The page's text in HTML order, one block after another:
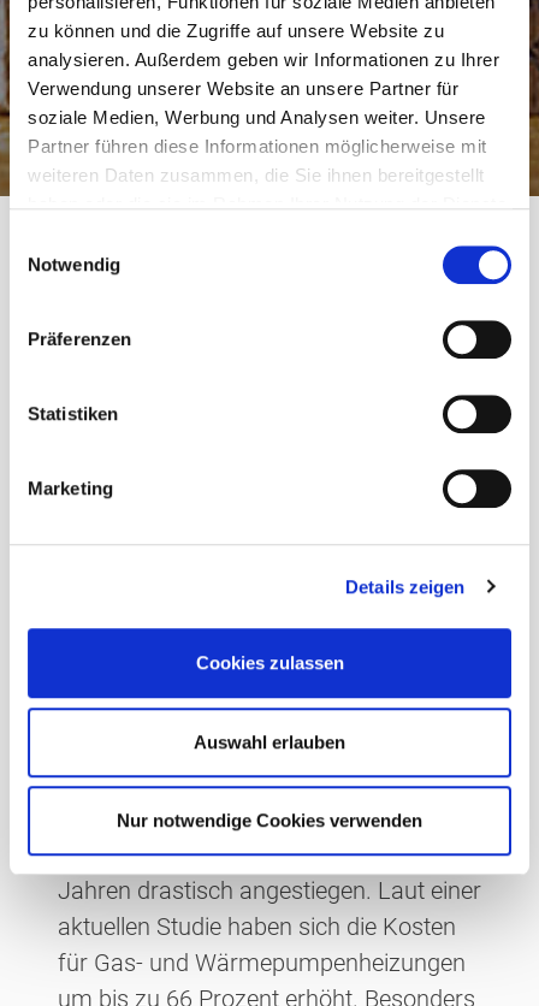
zu können und die Zugriffe auf unsere Website zu
analysieren. Außerdem geben wir Informationen zu Ihrer
Verwendung unserer Website an unsere Partner für
soziale Medien, Werbung und Analysen weiter. Unsere
Partner führen diese Informationen möglicherweise mit
weiteren Daten zusammen, die Sie ihnen bereitgestellt
Notwendig
Präferenzen
Statistiken
Marketing
Details zeigen
Cookies zulassen
Auswahl erlauben
Nur notwendige Cookies verwenden
Preisanstieg bei
Auswirkungen auf
Immobilieneigentüme
Kaufinteressenten
14. Juli 2023von Andreas Arlt
Preisanstieg bei Heizungen und die
Auswirkungen: Die Preise für Heizungen
in Deutschland sind in den letzten zwei
Jahren drastisch angestiegen. Laut einer
aktuellen Studie haben sich die Kosten
für Gas- und Wärmepumpenheizungen
um bis zu 66 Prozent erhöht. Besonders